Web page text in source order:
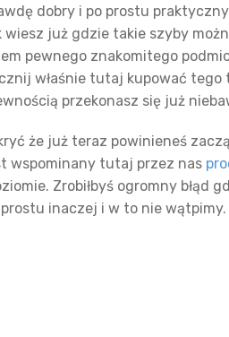
dobry i po prostu
już gdzie takie szyby
pewnego znakomitego
właśnie tutaj kupować
przekonasz się już
że już teraz powinieneś
wspominany tutaj przez nas
Zrobiłbyś ogromny błąd
inaczej i w to nie wątpimy.